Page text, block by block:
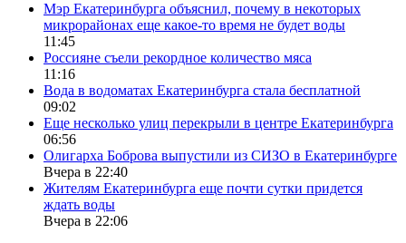
Мэр Екатеринбурга объяснил, почему в некоторых
микрорайонах еще какое-то время не будет воды
11:45
Россияне съели рекордное количество мяса
11:16
Вода в водоматах Екатеринбурга стала бесплатной
09:02
Еще несколько улиц перекрыли в центре Екатеринбурга
06:56
Олигарха Боброва выпустили из СИЗО в Екатеринбурге
Вчера в 22:40
Жителям Екатеринбурга еще почти сутки придется
ждать воды
Вчера в 22:06